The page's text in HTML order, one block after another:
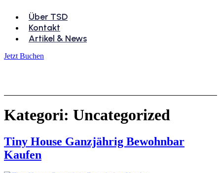
Über TSD
Kontakt
Artikel & News
Jetzt Buchen
Kategori: Uncategorized
Tiny House Ganzjährig Bewohnbar
Kaufen